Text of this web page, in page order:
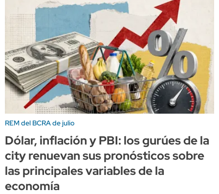
REM del BCRA de julio
Dólar, inflación y PBI: los gurúes de la
city renuevan sus pronósticos sobre
las principales variables de la
economía